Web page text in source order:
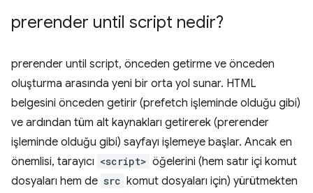
prerender until script nedir?
prerender until script, önceden getirme ve önceden
oluşturma arasında yeni bir orta yol sunar. HTML
belgesini önceden getirir (prefetch işleminde olduğu gibi)
ve ardından tüm alt kaynakları getirerek (prerender
işleminde olduğu gibi) sayfayı işlemeye başlar. Ancak en
önemlisi, tarayıcı <script> öğelerini (hem satır içi komut
dosyaları hem de src komut dosyaları için) yürütmekten